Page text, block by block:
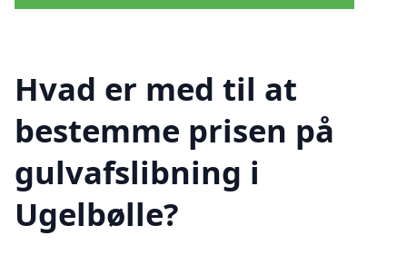
Hvad er med til at
bestemme prisen på
gulvafslibning i
Ugelbølle?